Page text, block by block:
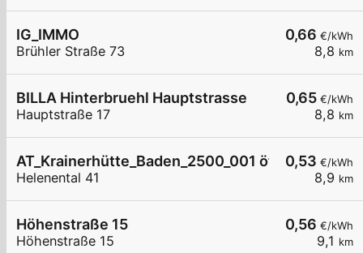
0,66 €/kWh
8,8 km
IG_IMMO
Brühler Straße 73
0,65 €/kWh
8,8 km
BILLA Hinterbruehl Hauptstrasse
Hauptstraße 17
0,53 €/kWh
8,9 km
AT_Krainerhütte_Baden_2500_001 öffentlich
Helenental 41
0,56 €/kWh
9,1 km
Höhenstraße 15
Höhenstraße 15